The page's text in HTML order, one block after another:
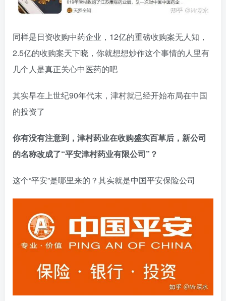
同样是日资收购中药企业，12亿的重磅收购案无人知，
2.5亿的收购案天下晓，你就想想炒作这个事情的人里有
几个人是真正关心中医药的吧
其实早在上世纪90年代末，津村就已经开始布局在中国
的投资了
你有没有注意到，津村药业在收购盛实百草后，新公司
的名称改成了“平安津村药业有限公司”？
这个“平安”是哪里来的？其实就是中国平安保险公司